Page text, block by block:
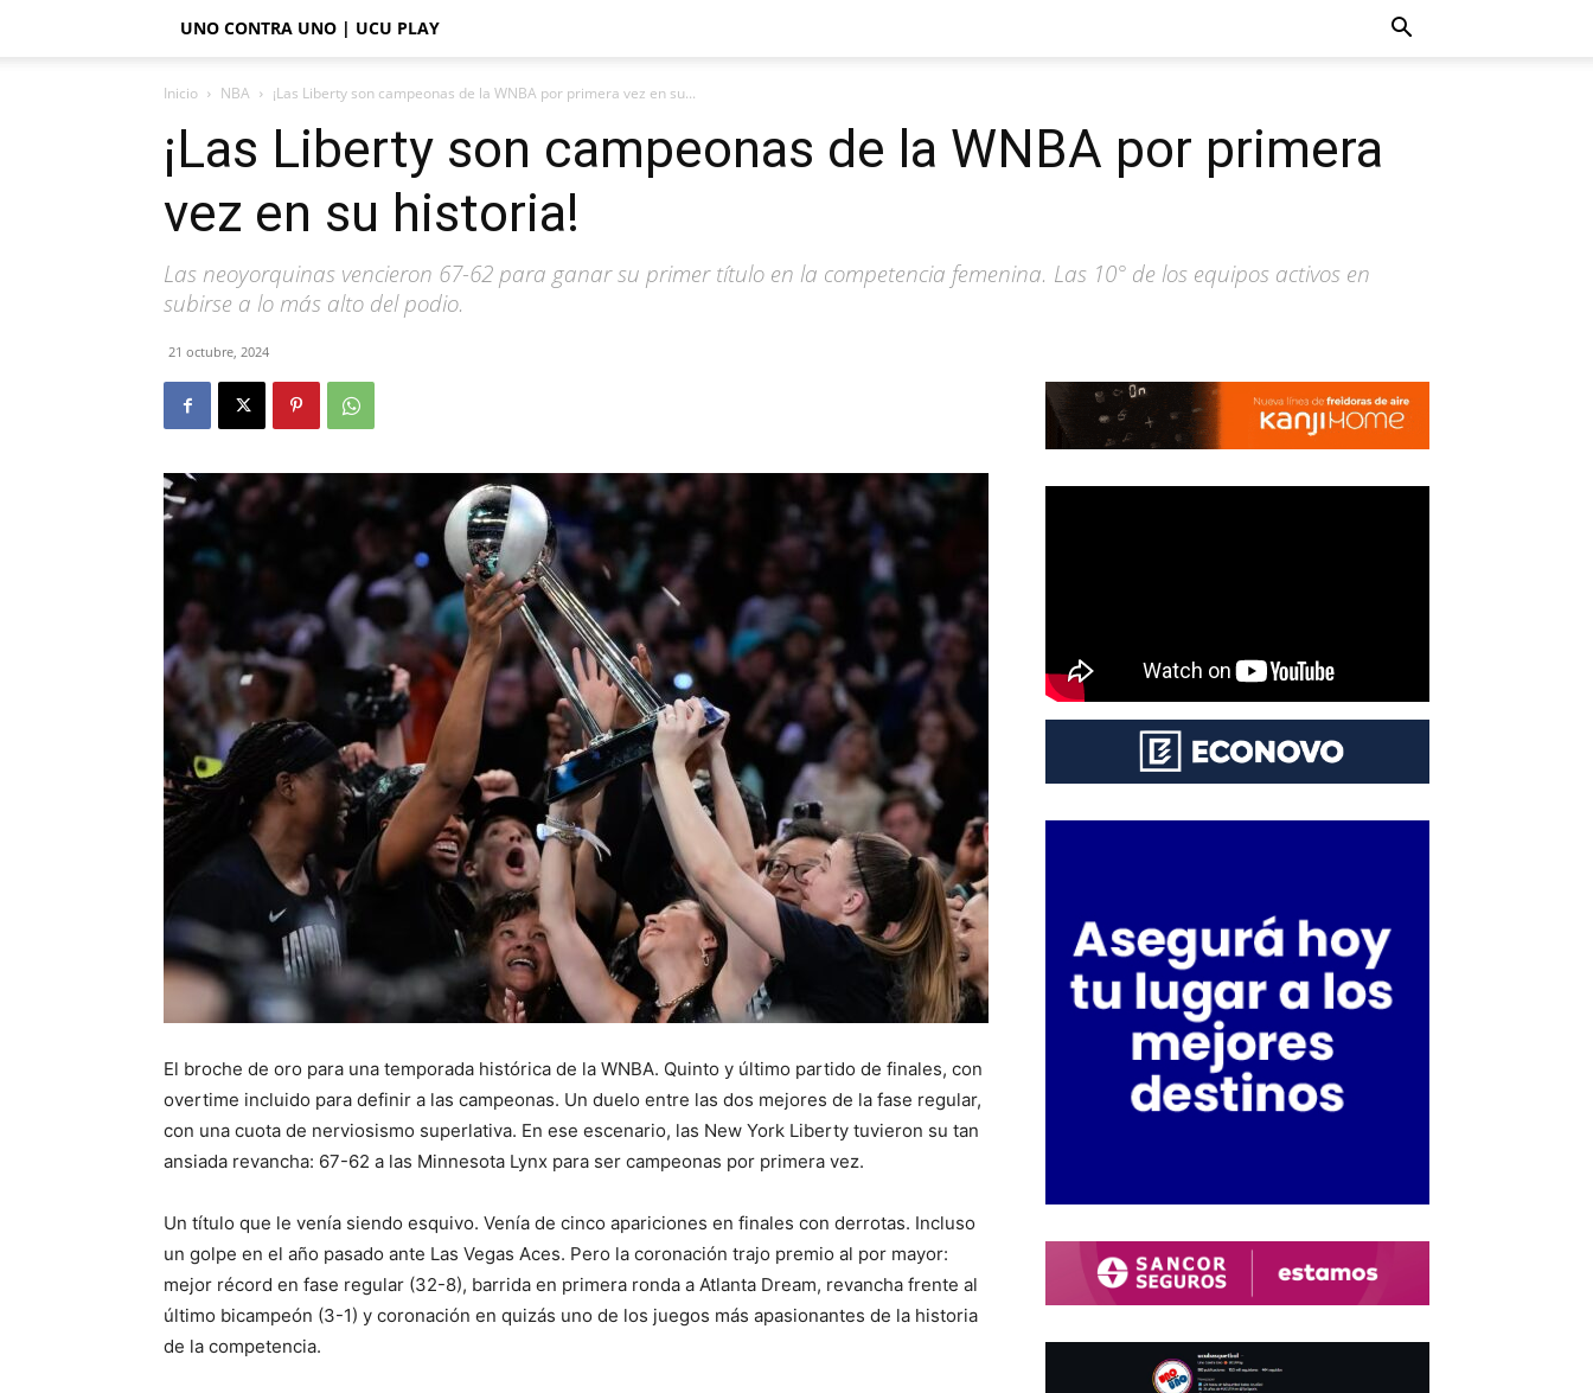
UNO CONTRA UNO | UCU PLAY
Inicio NBA ¡Las Liberty son campeonas de la WNBA por primera vez en su...
¡Las Liberty son campeonas de la WNBA por primera
vez en su historia!
Las neoyorquinas vencieron 67-62 para ganar su primer título en la competencia femenina. Las 10° de los equipos activos en
subirse a lo más alto del podio.
21 octubre, 2024
El broche de oro para una temporada histórica de la WNBA. Quinto y último partido de finales, con
overtime incluido para definir a las campeonas. Un duelo entre las dos mejores de la fase regular,
con una cuota de nerviosismo superlativa. En ese escenario, las New York Liberty tuvieron su tan
ansiada revancha: 67-62 a las Minnesota Lynx para ser campeonas por primera vez.
Un título que le venía siendo esquivo. Venía de cinco apariciones en finales con derrotas. Incluso
un golpe en el año pasado ante Las Vegas Aces. Pero la coronación trajo premio al por mayor:
mejor récord en fase regular (32-8), barrida en primera ronda a Atlanta Dream, revancha frente al
último bicampeón (3-1) y coronación en quizás uno de los juegos más apasionantes de la historia
de la competencia.